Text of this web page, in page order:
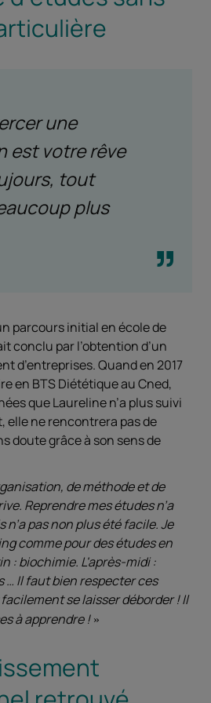
une
est votre rêve
tout
plus
parcours initial en école de
conclu par l’obtention d’un
d’entreprises. Quand en 2017
en BTS Diététique au Cned,
que Laureline n’a plus suivi
elle ne rencontrera pas de
doute grâce à son sens de
de méthode et de
Reprendre mes études n’a
pas non plus été facile. Je
comme pour des études en
: biochimie. L'après-midi :
Il faut bien respecter ces
se laisser déborder ! Il
à apprendre !